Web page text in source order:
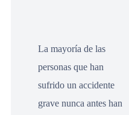
La mayoría de las
personas que han
sufrido un accidente
grave nunca antes han